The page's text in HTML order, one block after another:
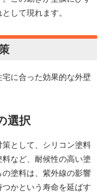
して現れます。
に合った効果的な外壁
選択
として、シリコン塗料
など、耐候性の高い塗
塗料は、紫外線の影響
かという寿命を延ばす